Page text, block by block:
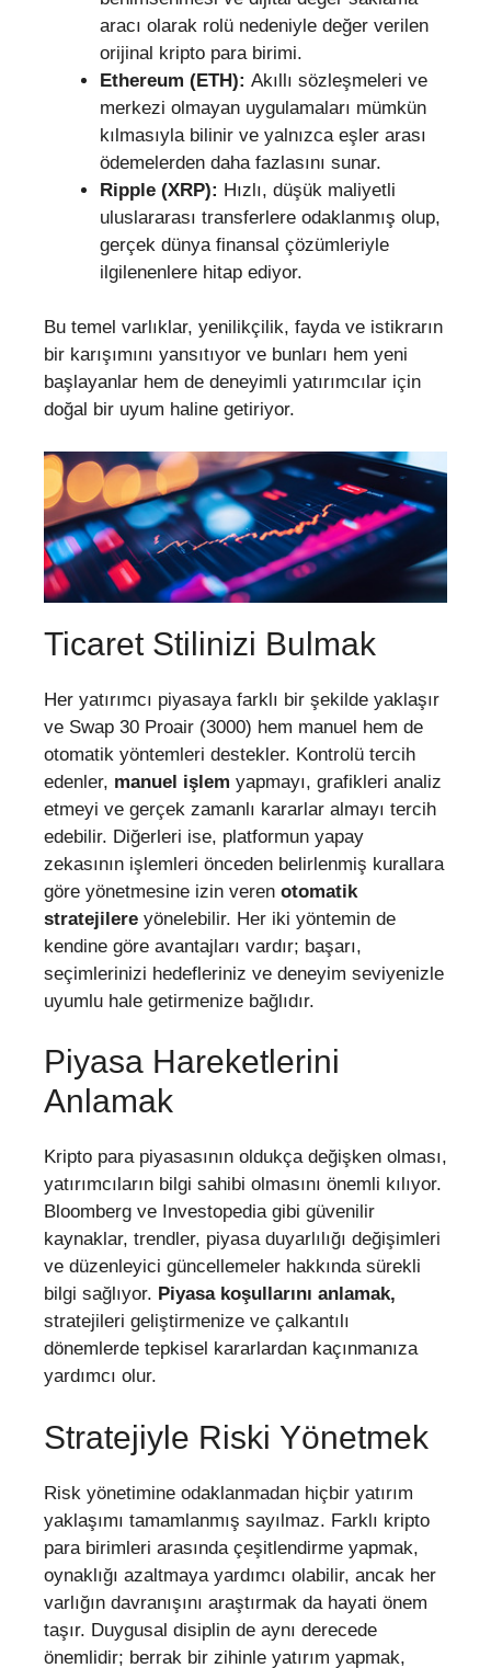
aracı olarak rolü nedeniyle değer verilen
orijinal kripto para birimi.
Ethereum (ETH): Akıllı sözleşmeleri ve
merkezi olmayan uygulamaları mümkün
kılmasıyla bilinir ve yalnızca eşler arası
ödemelerden daha fazlasını sunar.
Ripple (XRP): Hızlı, düşük maliyetli
uluslararası transferlere odaklanmış olup,
gerçek dünya finansal çözümleriyle
ilgilenenlere hitap ediyor.
Bu temel varlıklar, yenilikçilik, fayda ve istikrarın
bir karışımını yansıtıyor ve bunları hem yeni
başlayanlar hem de deneyimli yatırımcılar için
doğal bir uyum haline getiriyor.
Ticaret Stilinizi Bulmak
Her yatırımcı piyasaya farklı bir şekilde yaklaşır
ve Swap 30 Proair (3000) hem manuel hem de
otomatik yöntemleri destekler. Kontrolü tercih
edenler, manuel işlem yapmayı, grafikleri analiz
etmeyi ve gerçek zamanlı kararlar almayı tercih
edebilir. Diğerleri ise, platformun yapay
zekasının işlemleri önceden belirlenmiş kurallara
göre yönetmesine izin veren otomatik
stratejilere yönelebilir. Her iki yöntemin de
kendine göre avantajları vardır; başarı,
seçimlerinizi hedefleriniz ve deneyim seviyenizle
uyumlu hale getirmenize bağlıdır.
Piyasa Hareketlerini
Anlamak
Kripto para piyasasının oldukça değişken olması,
yatırımcıların bilgi sahibi olmasını önemli kılıyor.
Bloomberg ve Investopedia gibi güvenilir
kaynaklar, trendler, piyasa duyarlılığı değişimleri
ve düzenleyici güncellemeler hakkında sürekli
bilgi sağlıyor. Piyasa koşullarını anlamak,
stratejileri geliştirmenize ve çalkantılı
dönemlerde tepkisel kararlardan kaçınmanıza
yardımcı olur.
Stratejiyle Riski Yönetmek
Risk yönetimine odaklanmadan hiçbir yatırım
yaklaşımı tamamlanmış sayılmaz. Farklı kripto
para birimleri arasında çeşitlendirme yapmak,
oynaklığı azaltmaya yardımcı olabilir, ancak her
varlığın davranışını araştırmak da hayati önem
taşır. Duygusal disiplin de aynı derecede
önemlidir; berrak bir zihinle yatırım yapmak,